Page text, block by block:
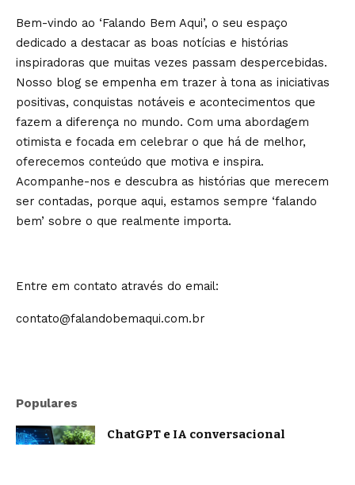
Bem-vindo ao ‘Falando Bem Aqui’, o seu espaço
dedicado a destacar as boas notícias e histórias
inspiradoras que muitas vezes passam despercebidas.
Nosso blog se empenha em trazer à tona as iniciativas
positivas, conquistas notáveis e acontecimentos que
fazem a diferença no mundo. Com uma abordagem
otimista e focada em celebrar o que há de melhor,
oferecemos conteúdo que motiva e inspira.
Acompanhe-nos e descubra as histórias que merecem
ser contadas, porque aqui, estamos sempre ‘falando
bem’ sobre o que realmente importa.
Entre em contato através do email:
contato@falandobemaqui.com.br
Populares
ChatGPT e IA conversacional